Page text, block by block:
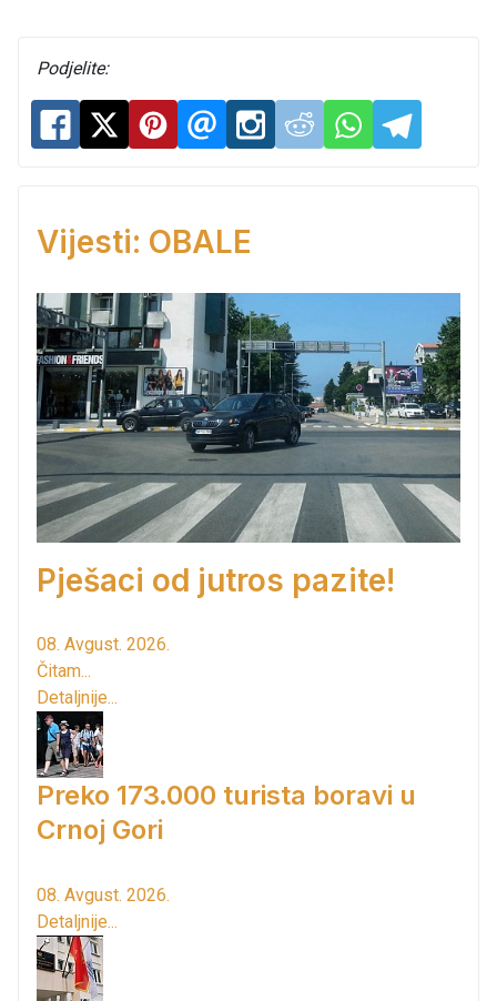
Podjelite:
Vijesti: OBALE
Pješaci od jutros pazite!
08. Avgust. 2026.
Čitam...
Detaljnije...
Preko 173.000 turista boravi u
Crnoj Gori
08. Avgust. 2026.
Detaljnije...